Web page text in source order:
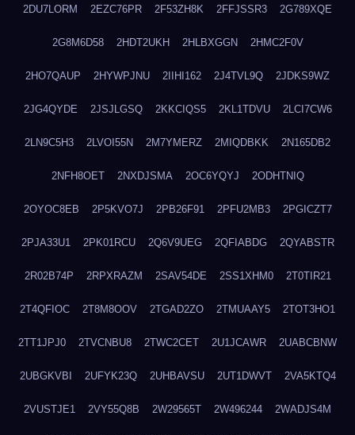
2DU7LORM 2EZC76PR 2F53ZH8K 2FFJSSR3 2G789XQE
2G8M6D58 2HDT2UKH 2HLBXGGN 2HMC2F0V
2HO7QAUP 2HYWPJNU 2IIHI162 2J4TVL9Q 2JDKS9WZ
2JG4QYDE 2JSJLGSQ 2KKCIQS5 2KL1TDVU 2LCI7CW6
2LN9C5H3 2LVOI55N 2M7YMERZ 2MIQDBKK 2N165DB2
2NFH8OET 2NXDJSMA 2OC6YQYJ 2ODHTNIQ
2OYOC8EB 2P5KVO7J 2PB26F91 2PFU2MB3 2PGICZT7
2PJA33U1 2PK01RCU 2Q6V9UEG 2QFIABDG 2QYABSTR
2R02B74P 2RPXRAZM 2SAV54DE 2SS1XHM0 2T0TIR21
2T4QFIOC 2T8M8OOV 2TGAD2ZO 2TMUAAY5 2TOT3HO1
2TT1JPJ0 2TVCNBU8 2TWC2CET 2U1JCAWR 2UABCBNW
2UBGKVBI 2UFYK23Q 2UHBAVSU 2UT1DWVT 2VA5KTQ4
2VUSTJE1 2VY55Q8B 2W29565T 2W496244 2WADJS4M